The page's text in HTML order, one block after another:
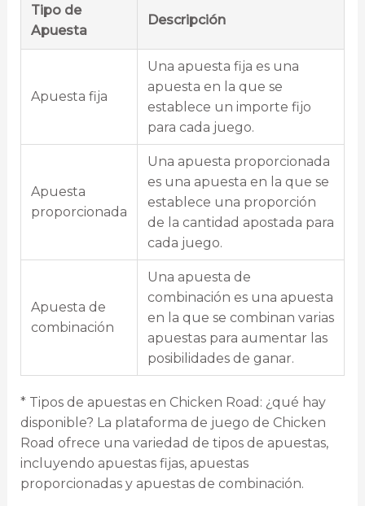
Tipo de
Apuesta
Descripción
Apuesta fija
Una apuesta fija es una
apuesta en la que se
establece un importe fijo
para cada juego.
Apuesta
proporcionada
Una apuesta proporcionada
es una apuesta en la que se
establece una proporción
de la cantidad apostada para
cada juego.
Apuesta de
combinación
Una apuesta de
combinación es una apuesta
en la que se combinan varias
apuestas para aumentar las
posibilidades de ganar.
* Tipos de apuestas en Chicken Road: ¿qué hay
disponible? La plataforma de juego de Chicken
Road ofrece una variedad de tipos de apuestas,
incluyendo apuestas fijas, apuestas
proporcionadas y apuestas de combinación.